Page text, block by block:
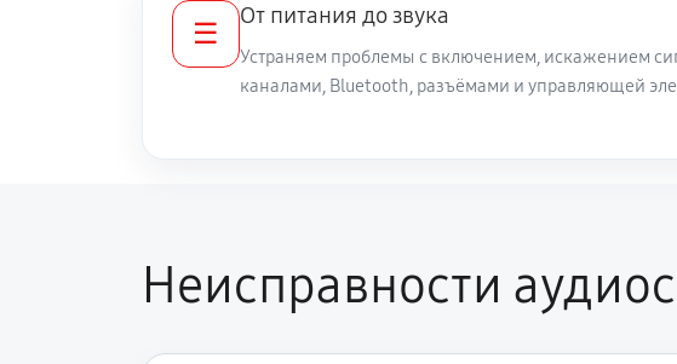
☰
От питания до звука
Устраняем проблемы с включением, искажением
каналами, Bluetooth, разъёмами и управляющей
Неисправности